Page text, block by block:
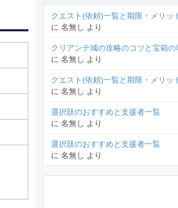
クエスト(依頼)一覧と期限・メリッ
に 名無し より
クリアンテ城の攻略のコツと宝箱の
に 名無し より
クエスト(依頼)一覧と期限・メリッ
に 名無し より
選択肢のおすすめと支援者一覧
に 名無し より
選択肢のおすすめと支援者一覧
に 名無し より